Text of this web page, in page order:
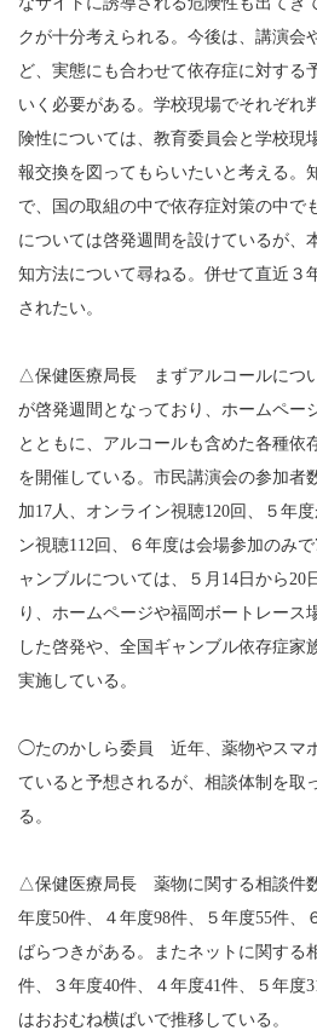
クが十分考えられる。今後は、講演会
ど、実態にも合わせて依存症に対する
いく必要がある。学校現場でそれぞれ
険性については、教育委員会と学校現
報交換を図ってもらいたいと考える。
で、国の取組の中で依存症対策の中で
については啓発週間を設けているが、
知方法について尋ねる。併せて直近３
されたい。
△保健医療局長 まずアルコールにつ
が啓発週間となっており、ホームペー
とともに、アルコールも含めた各種依
を開催している。市民講演会の参加者
加17人、オンライン視聴120回、５年
ン視聴112回、６年度は会場参加のみ
ャンブルについては、５月14日から20
り、ホームページや福岡ボートレース
した啓発や、全国ギャンブル依存症家
実施している。
◯たのかしら委員 近年、薬物やスマ
ていると予想されるが、相談体制を取
る。
△保健医療局長 薬物に関する相談件
年度50件、４年度98件、５年度55件、
ばらつきがある。またネットに関する
件、３年度40件、４年度41件、５年度
はおおむね横ばいで推移している。